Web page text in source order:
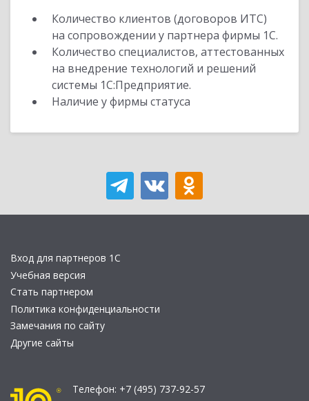
Количество клиентов (договоров ИТС)
на сопровождении у партнера фирмы 1С.
Количество специалистов, аттестованных
на внедрение технологий и решений
системы 1С:Предприятие.
Наличие у фирмы статуса
Вход для партнеров 1С
Учебная версия
Стать партнером
Политика конфиденциальности
Замечания по сайту
Другие сайты
Телефон: +7 (495) 737-92-57